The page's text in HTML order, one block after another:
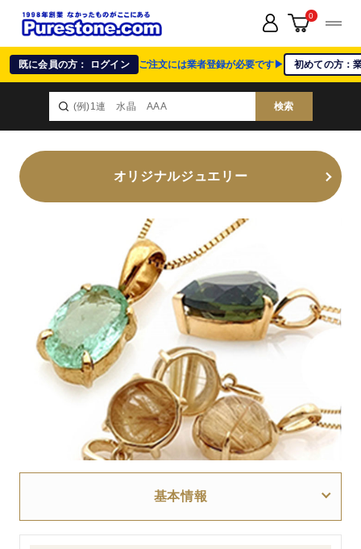
既に会員の方： ログイン ご注文には業者登録が必要です▶ 初めての方：
検索
0
オリジナルジュエリー
基本情報